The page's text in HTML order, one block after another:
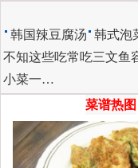
韩国辣豆腐汤 韩式泡
不知这些吃常吃三文鱼
小菜一…
菜谱热图